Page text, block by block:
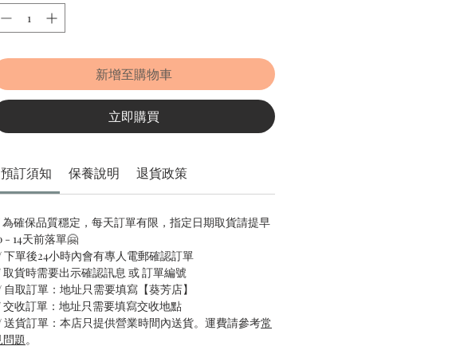
新增至購物車
立即購買
預訂須知 保養說明 退貨政策
為確保品質穩定，每天訂單有限，指定日期取貨請提早
- 14天前落單🤗
下單後24小時內會有專人電郵確認訂單
取貨時需要出示確認訊息 或 訂單編號
自取訂單：地址只需要填寫【葵芳店】
交收訂單：地址只需要填寫交收地點
送貨訂單：本店只提供營業時間內送貨。運費請參考常
問題。